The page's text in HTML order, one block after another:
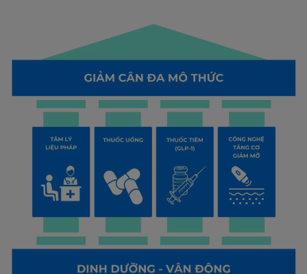
Dinh dưỡng vận động (Lifestyle Modification)